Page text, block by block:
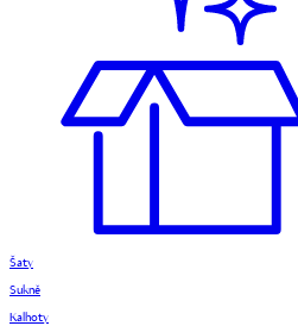
Šaty
Sukně
Kalhoty